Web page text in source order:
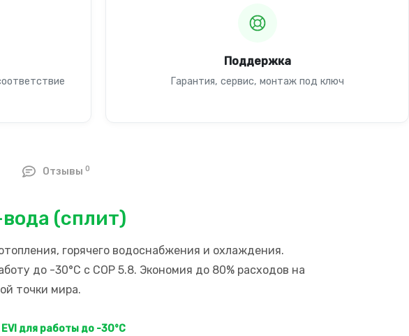
Поддержка
Гарантия, сервис, монтаж под ключ
Отзывы 0
(сплит)
горячего водоснабжения и охлаждения.
до -30°C с COP 5.8. Экономия до 80% расходов на
точки мира.
для работы до -30°C